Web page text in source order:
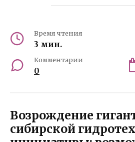
Время чтения
3 мин.
Комментарии
0
Возрождение
сибирской